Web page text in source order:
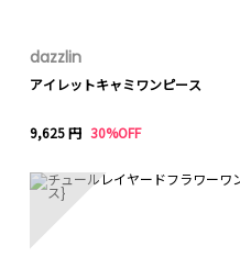
dazzlin
アイレットキャミワンピース
9,625 円 30%OFF